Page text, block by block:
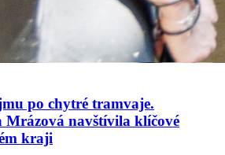
po chytré tramvaje.
Mrázová navštívila klíčové
kraji